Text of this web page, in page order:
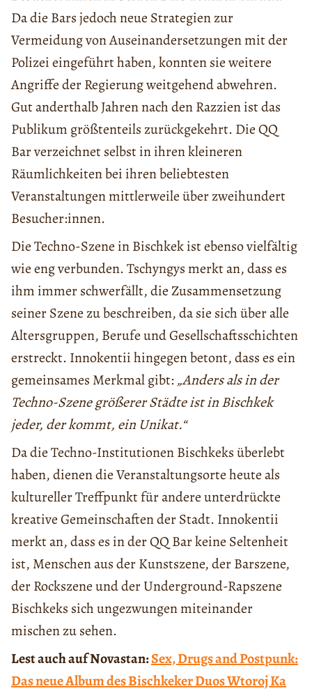
Da die Bars jedoch neue Strategien zur
Vermeidung von Auseinandersetzungen mit der
Polizei eingeführt haben, konnten sie weitere
Angriffe der Regierung weitgehend abwehren.
Gut anderthalb Jahren nach den Razzien ist das
Publikum größtenteils zurückgekehrt. Die QQ
Bar verzeichnet selbst in ihren kleineren
Räumlichkeiten bei ihren beliebtesten
Veranstaltungen mittlerweile über zweihundert
Besucher:innen.
Die Techno-Szene in Bischkek ist ebenso vielfältig
wie eng verbunden. Tschyngys merkt an, dass es
ihm immer schwerfällt, die Zusammensetzung
seiner Szene zu beschreiben, da sie sich über alle
Altersgruppen, Berufe und Gesellschaftsschichten
erstreckt. Innokentii hingegen betont, dass es ein
gemeinsames Merkmal gibt: „Anders als in der
Techno-Szene größerer Städte ist in Bischkek
jeder, der kommt, ein Unikat.“
Da die Techno-Institutionen Bischkeks überlebt
haben, dienen die Veranstaltungsorte heute als
kultureller Treffpunkt für andere unterdrückte
kreative Gemeinschaften der Stadt. Innokentii
merkt an, dass es in der QQ Bar keine Seltenheit
ist, Menschen aus der Kunstszene, der Barszene,
der Rockszene und der Underground-Rapszene
Bischkeks sich ungezwungen miteinander
mischen zu sehen.
Lest auch auf Novastan:Sex, Drugs and Postpunk:
Das neue Album des Bischkeker Duos Wtoroj Ka